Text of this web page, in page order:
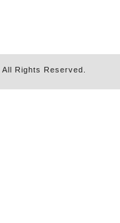
. All Rights Reserved.